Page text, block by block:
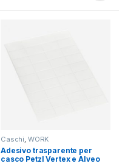
Caschi, WORK
Adesivo trasparente per
casco Petzl Vertex e Alveo